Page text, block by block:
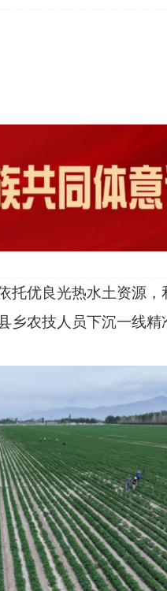
托优良光热水土资源
农技人员下沉一线